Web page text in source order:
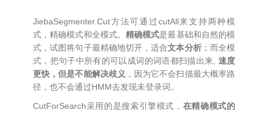
JiebaSegmenter.Cut方法可通过cutAll来支持两种模
式，精确模式和全模式。 精确模式是最基础和自然的模
式，试图将句子最精确地切开，适合文本分析；而全模
式，把句子中所有的可以成词的词语都扫描出来, 速度
更快，但是不能解决歧义 ，因为它不会扫描最大概率路
径，也不会通过HMM去发现未登录词。
CutForSearch采用的是搜索引擎模式， 在精确模式的